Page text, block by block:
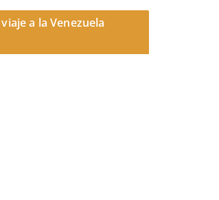
a la Venezuela